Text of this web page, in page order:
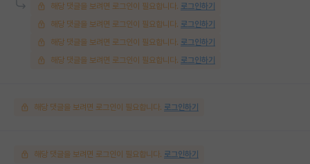
해당 댓글을 보려면 로그인이 필요합니다. 로그인하기
해당 댓글을 보려면 로그인이 필요합니다. 로그인하기
해당 댓글을 보려면 로그인이 필요합니다. 로그인하기
해당 댓글을 보려면 로그인이 필요합니다. 로그인하기
해당 댓글을 보려면 로그인이 필요합니다. 로그인하기
해당 댓글을 보려면 로그인이 필요합니다. 로그인하기